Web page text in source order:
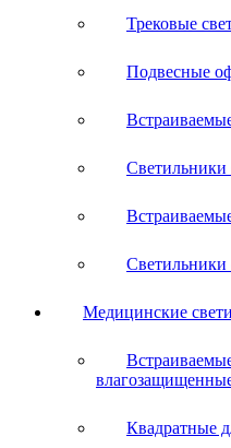
Трековые
Подвесные
Светильники
Медицинские
Квадратные